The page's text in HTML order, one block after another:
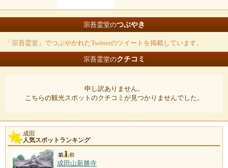
宗吾霊堂のつぶやき
「宗吾霊堂」でつぶやかれたTwitterのツイートを掲載しています。
宗吾霊堂のクチコミ
申し訳ありません。
こちらの観光スポットのクチコミが見つかりませんでした。
成田
人気スポットランキング
成田山新勝寺